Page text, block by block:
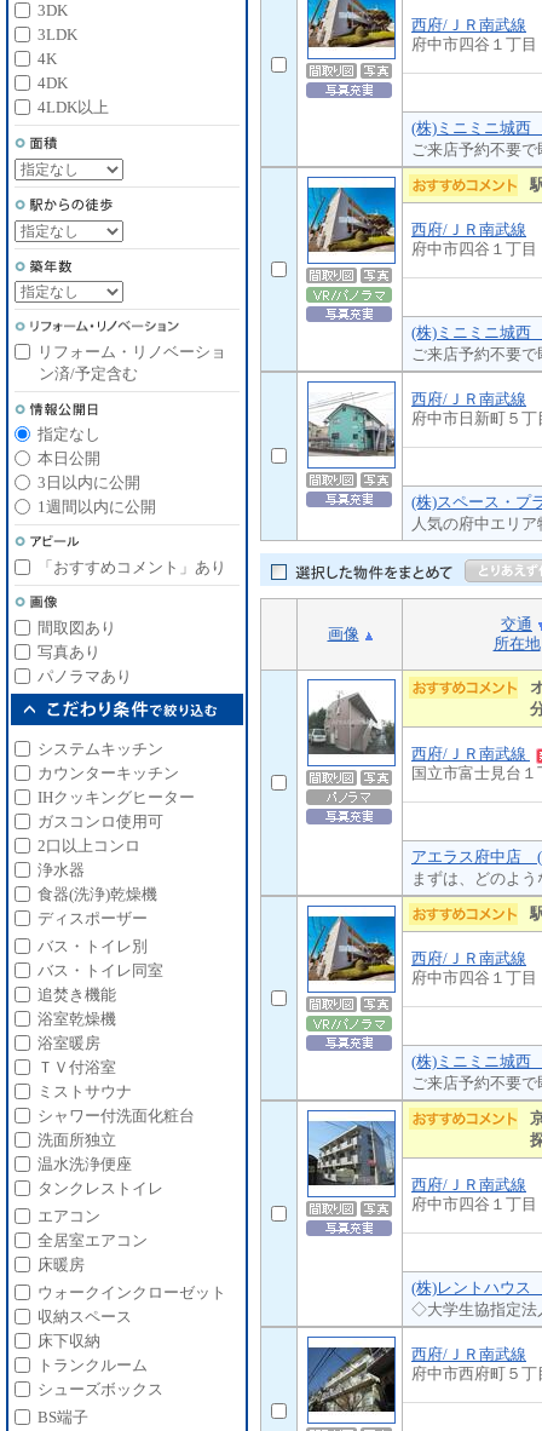
西府/ＪＲ南武線
府中市四谷１丁目
(株)ミニミニ城西
ご来店予約不要
西府/ＪＲ南武線
府中市四谷１丁目
(株)ミニミニ城西
ご来店予約不要
西府/ＪＲ南武線
府中市日新町５丁
(株)スペース・プ
人気の府中エリ
画像
交通
所在地
西府/ＪＲ南武線
国立市富士見台１
アエラス府中店 (
まずは、どのよ
西府/ＪＲ南武線
府中市四谷１丁目
(株)ミニミニ城西
ご来店予約不要
西府/ＪＲ南武線
府中市四谷１丁目
(株)レントハウス
◇大学生協指定法
西府/ＪＲ南武線
府中市西府町５丁
3DK
3LDK
4K
4DK
4LDK以上
リフォーム・リノベーショ
ン済/予定含む
指定なし
本日公開
3日以内に公開
1週間以内に公開
「おすすめコメント」あり
間取図あり
写真あり
パノラマあり
システムキッチン
カウンターキッチン
IHクッキングヒーター
ガスコンロ使用可
2口以上コンロ
浄水器
食器(洗浄)乾燥機
ディスポーザー
バス・トイレ別
バス・トイレ同室
追焚き機能
浴室乾燥機
浴室暖房
ＴＶ付浴室
ミストサウナ
シャワー付洗面化粧台
洗面所独立
温水洗浄便座
タンクレストイレ
エアコン
全居室エアコン
床暖房
ウォークインクローゼット
収納スペース
床下収納
トランクルーム
シューズボックス
BS端子